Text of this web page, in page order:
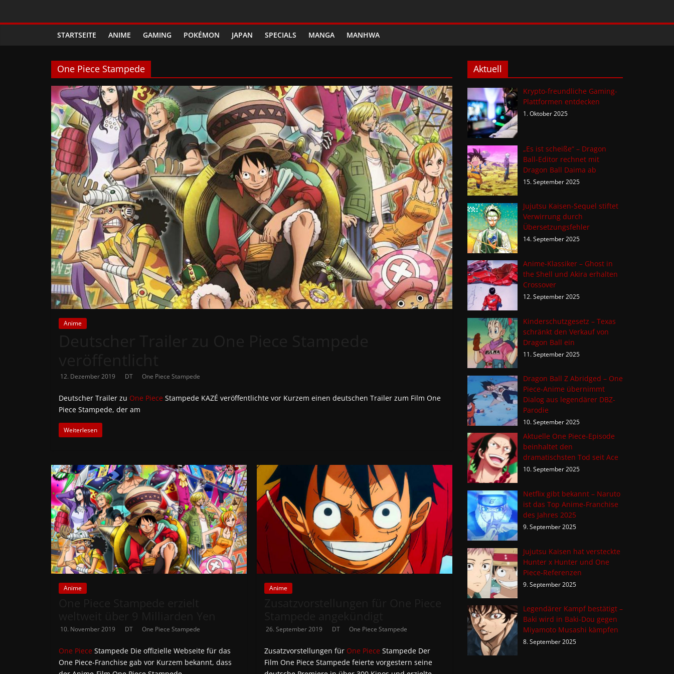
Phanimenal
Täglich
interessante
Anime
News
und
Gaming
News
Auf
Phanimenal
findest
du
die
aktuellsten
Japan
Deutschland
STARTSEITE ANIME GAMING POKÉMON JAPAN SPECIALS MANGA MANHWA
One Piece Stampede
Anime
12. Dezember 2019 DT One Piece Stampede
Deutscher Trailer zu One Piece Stampede KAZÉ veröffentlichte vor Kurzem einen deutschen Trailer zum Film One
Piece Stampede, der am
Weiterlesen
Anime
10. November 2019 DT One Piece Stampede
One Piece Stampede Die offizielle Webseite für das
One Piece-Franchise gab vor Kurzem bekannt, dass
Anime
26. September 2019 DT One Piece Stampede
Zusatzvorstellungen für One Piece Stampede Der
Film One Piece Stampede feierte vorgestern seine
Aktuell
Krypto-freundliche Gaming-
Plattformen entdecken
1. Oktober 2025
„Es ist scheiße“ – Dragon
Ball-Editor rechnet mit
Dragon Ball Daima ab
15. September 2025
Jujutsu Kaisen-Sequel stiftet
Verwirrung durch
Übersetzungsfehler
14. September 2025
Anime-Klassiker – Ghost in
the Shell und Akira erhalten
Crossover
12. September 2025
Kinderschutzgesetz – Texas
schränkt den Verkauf von
Dragon Ball ein
11. September 2025
Dragon Ball Z Abridged – One
Piece-Anime übernimmt
Dialog aus legendärer DBZ-
Parodie
10. September 2025
Aktuelle One Piece-Episode
beinhaltet den
dramatischsten Tod seit Ace
10. September 2025
Netflix gibt bekannt – Naruto
ist das Top Anime-Franchise
des Jahres 2025
9. September 2025
Jujutsu Kaisen hat versteckte
Hunter x Hunter und One
Piece-Referenzen
9. September 2025
Legendärer Kampf bestätigt –
Baki wird in Baki-Dou gegen
Miyamoto Musashi kämpfen
8. September 2025